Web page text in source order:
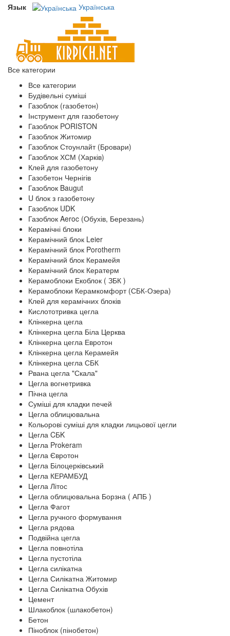
Язык Українська
Все категории
Все категории
Будівельні суміші
Газоблок (газобетон)
Інструмент для газобетону
Газоблок PORISTON
Газоблок Житомир
Газоблок Стоунлайт (Бровари)
Газоблок ХСМ (Харків)
Клей для газобетону
Газобетон Чернігів
Газоблок Baugut
U блок з газобетону
Газоблок UDK
Газоблок Aeroc (Обухів, Березань)
Керамічні блоки
Керамічний блок Leier
Керамічний блок Porotherm
Керамічний блок Керамейя
Керамічний блок Кератерм
Керамоблоки Екоблок ( ЗБК )
Керамоблоки Керамкомфорт (СБК-Озера)
Клей для керамічних блоків
Кислототривка цегла
Клінкерна цегла
Клінкерна цегла Біла Церква
Клінкерна цегла Евротон
Клінкерна цегла Керамейя
Клінкерна цегла СБК
Рвана цегла "Скала"
Цегла вогнетривка
Пічна цегла
Суміші для кладки печей
Цегла облицювальна
Кольорові суміші для кладки лицьової цегли
Цегла CБK
Цегла Prokeram
Цегла Євротон
Цегла Білоцерківський
Цегла КЕРАМБУД
Цегла Літос
Цегла облицювальна Борзна ( АПБ )
Цегла Фагот
Цегла ручного формування
Цегла рядова
Подвійна цегла
Цегла повнотіла
Цегла пустотіла
Цегла силікатна
Цегла Силікатна Житомир
Цегла Силікатна Обухів
Цемент
Шлакоблок (шлакобетон)
Бетон
Піноблок (пінобетон)